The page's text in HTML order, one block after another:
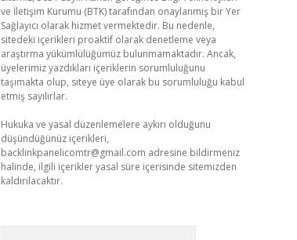
ve İletişim Kurumu (BTK) tarafından onaylanmış bir Yer
Sağlayıcı olarak hizmet vermektedir. Bu nedenle,
sitedeki içerikleri proaktif olarak denetleme veya
araştırma yükümlülüğümüz bulunmamaktadır. Ancak,
üyelerimiz yazdıkları içeriklerin sorumluluğunu
taşımakta olup, siteye üye olarak bu sorumluluğu kabul
etmiş sayılırlar.
Hukuka ve yasal düzenlemelere aykırı olduğunu
düşündüğünüz içerikleri,
backlinkpanelicomtr@gmail.com adresine bildirmeniz
halinde, ilgili içerikler yasal süre içerisinde sitemizden
kaldırılacaktır.